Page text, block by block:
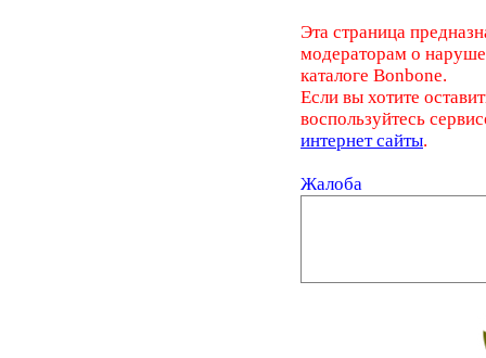
Эта страница
модераторам о
каталоге Bonbone.
Если вы хотите
воспользуйтесь
интернет сайты.
Жалоба